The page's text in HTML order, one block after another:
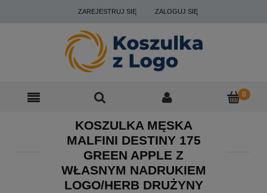
ZAREJESTRUJ SIĘ ZALOGUJ SIĘ
KOSZULKA MĘSKA
MALFINI DESTINY 175
GREEN APPLE Z
WŁASNYM NADRUKIEM
LOGO/HERB DRUŻYNY